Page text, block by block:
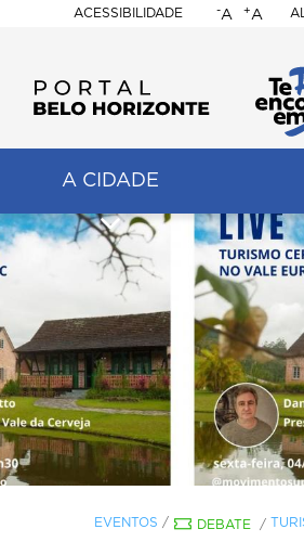
ACESSIBILIDADE
BELO
-A +A
A CIDADE
EVENTOS / DEBATE /